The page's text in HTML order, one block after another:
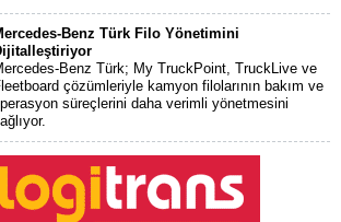
Benz Türk Filo Yönetimini
Benz Türk; My TruckPoint, TruckLive ve
çözümleriyle kamyon filolarının bakım ve
süreçlerini daha verimli yönetmesini